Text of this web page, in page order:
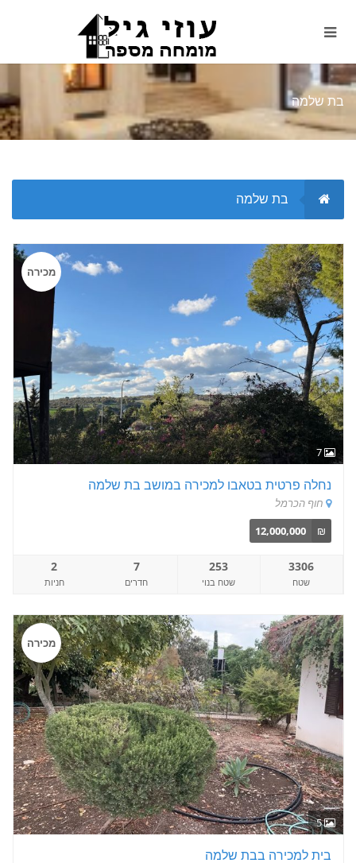
בת שלמה
בת שלמה
7
מכירה
נחלה פרטית בטאבו למכירה במושב בת שלמה
חוף הכרמל
₪
12,000,000
3306
שטח
253
שטח בנוי
7
חדרים
2
חניות
5
מכירה
בית למכירה בבת שלמה